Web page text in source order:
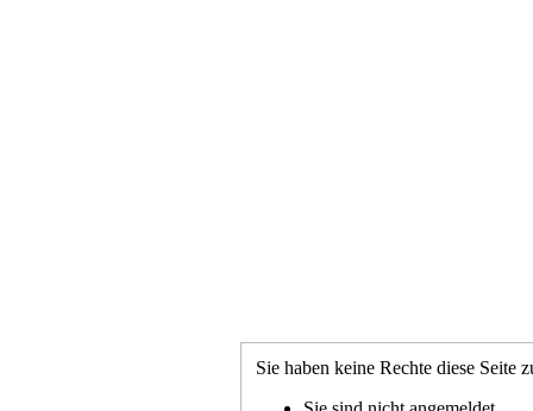
Sie haben keine Rechte diese Seite